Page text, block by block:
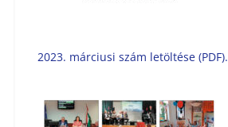
2023. márciusi szám letöltése (PDF).